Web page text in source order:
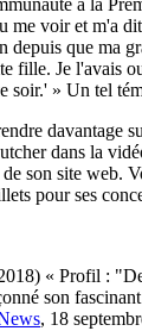
me voir et m'a
depuis que ma
fille. Je l'avais
soir.' » Un tel
davantage
dans la
de son site web.
pour ses
« Profil :
son
, 18